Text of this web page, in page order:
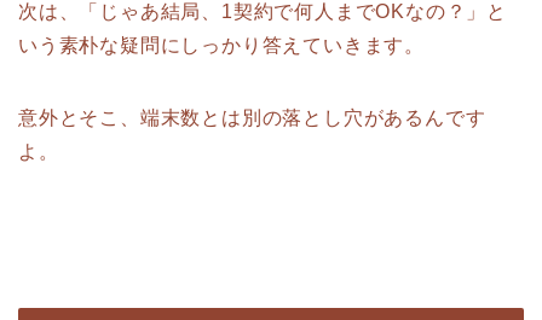
次は、「じゃあ結局、1契約で何人までOKなの？」と
いう素朴な疑問にしっかり答えていきます。
意外とそこ、端末数とは別の落とし穴があるんです
よ。